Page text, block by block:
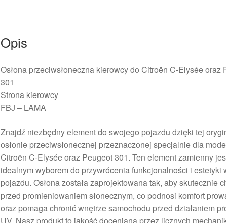
Opis
Osłona przeciwsłoneczna kierowcy do Citroën C-Elysée oraz
301
Strona kierowcy
FBJ – LAMA
Znajdź niezbędny element do swojego pojazdu dzięki tej
osłonie przeciwsłonecznej przeznaczonej specjalnie dla
Citroën C-Elysée oraz Peugeot 301. Ten element zamienny
idealnym wyborem do przywrócenia funkcjonalności i estetyki
pojazdu. Osłona została zaprojektowana tak, aby skutecznie
przed promieniowaniem słonecznym, co podnosi komfort
oraz pomaga chronić wnętrze samochodu przed działaniem
UV. Nasz produkt to jakość doceniana przez licznych